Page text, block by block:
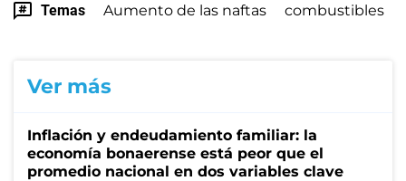
Temas Aumento de las naftas combustibles
Ver más
Inflación y endeudamiento familiar: la
economía bonaerense está peor que el
promedio nacional en dos variables clave